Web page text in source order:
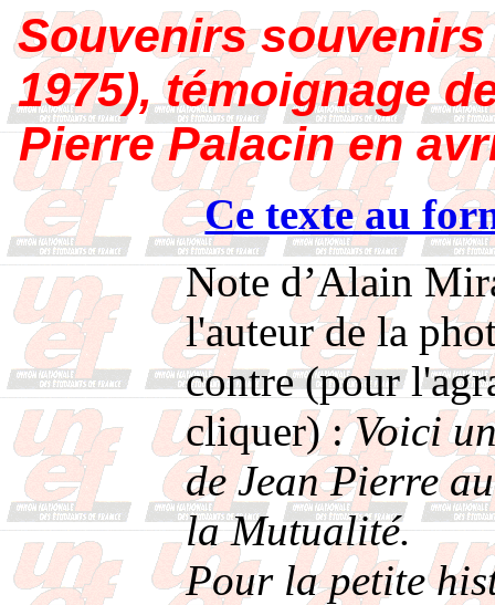
Souvenirs souvenirs
1975), témoignage
Pierre Palacin en
Ce texte au
Note d’Alain
l'auteur de la
contre (pour
cliquer) :Voici
de Jean Pierre
la Mutualité.
Pour la petite